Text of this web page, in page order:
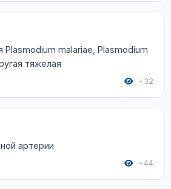
Plasmodium malariae, Plasmodium
тяжелая
+32
артерии
+44